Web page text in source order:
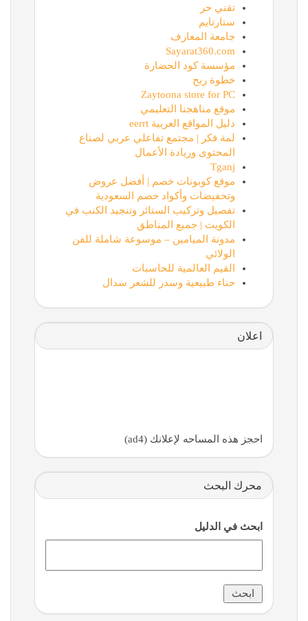
تقني حر
ستارتايم
جامعة المعارف
Sayarat360.com
مؤسسة كود الحضارة
خطوة ربح
Zaytoona store for PC
موقع مناهجنا التعليمي
دليل المواقع العربية eerrt
لمة فكر | مجتمع تفاعلي عربي لصناع
المحتوى وريادة الأعمال
Tganj
موقع كوبونات خصم | أفضل عروض
وتخفيضات وأكواد خصم السعودية
تفصيل وتركيب الستائر وتنجيد الكنب في
الكويت | جميع المناطق
مدونة الميامين – موسوعة شاملة للفن
الولائي
القيم العالمية للحاسبات
حناء طبيعية وسدر للشعر سدال
اعلان
احجز هذه المساحه لإعلانك (ad4)
محرك البحث
ابحث في الدليل